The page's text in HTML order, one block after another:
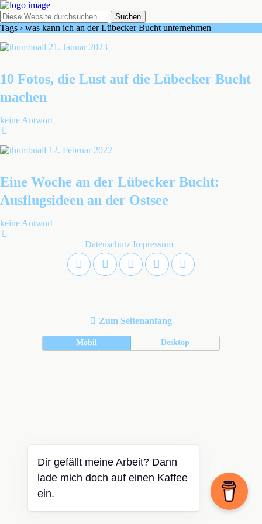
Tags › was kann ich an der Lübecker Bucht unternehmen
21. Januar 2023
10 Fotos, die Lust auf die Lübecker Bucht
machen
keine Antwort
12. Februar 2022
Eine Woche an der Lübecker Bucht:
Ausflugsideen an der Ostsee
keine Antwort
Datenschutz Impressum
Zum Seitenanfang
Mobil Desktop
Dir gefällt meine Arbeit? Dann
lade mich doch auf einen Kaffee
ein.